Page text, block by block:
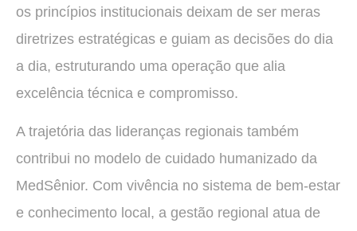
os princípios institucionais deixam de ser meras
diretrizes estratégicas e guiam as decisões do dia
a dia, estruturando uma operação que alia
excelência técnica e compromisso.
A trajetória das lideranças regionais também
contribui no modelo de cuidado humanizado da
MedSênior. Com vivência no sistema de bem-estar
e conhecimento local, a gestão regional atua de